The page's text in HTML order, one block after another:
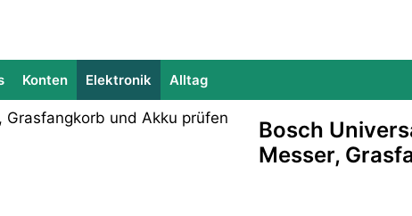
Konten Elektronik Alltag
Bosch
Messer,